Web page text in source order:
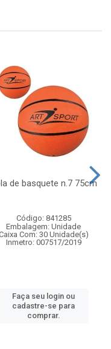
de basquete n.7 75cm
Código: 841285
Embalagem: Unidade
Com: 30 Unidade(s)
Inmetro: 007517/2019
Faça seu login ou
cadastre-se para
comprar.